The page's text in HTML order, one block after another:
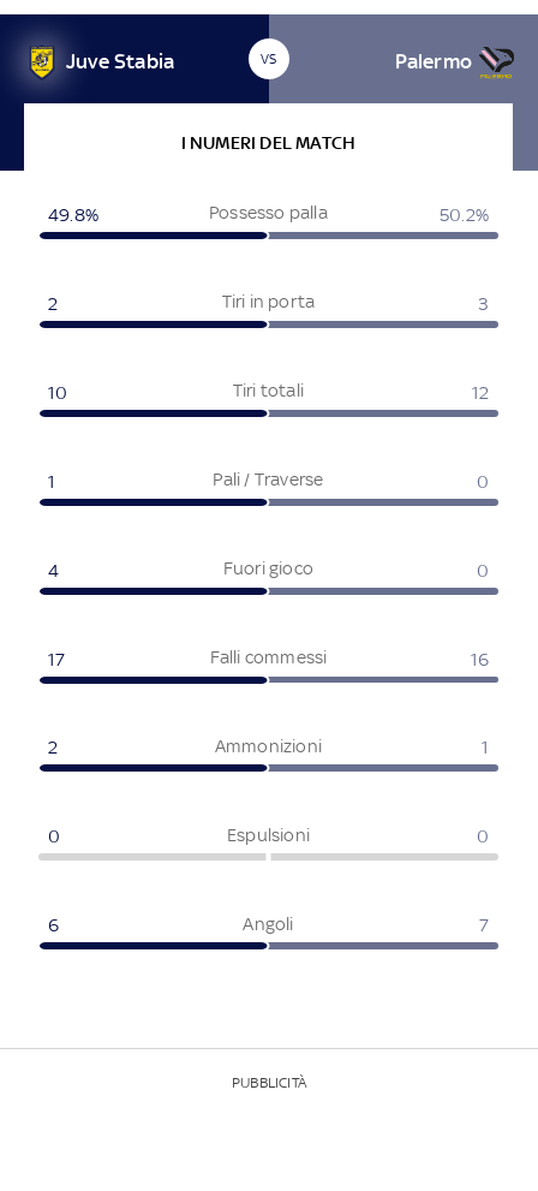
Juve Stabia VS Palermo
I NUMERI DEL MATCH
Possesso palla
49.8% 50.2%
Tiri in porta
2 3
Tiri totali
10 12
Pali / Traverse
1 0
Fuori gioco
4 0
Falli commessi
17 16
Ammonizioni
2 1
Espulsioni
0 0
Angoli
6 7
PUBBLICITÀ